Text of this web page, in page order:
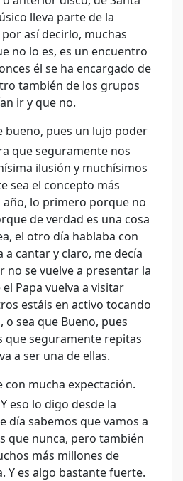
lleva parte de la
así decirlo, muchas
no lo es, es un encuentro
él se ha encargado de
también de los grupos
ir y que no.
bueno, pues un lujo poder
que seguramente nos
ilusión y muchísimos
sea el concepto más
año, lo primero porque no
de verdad es una cosa
el otro día hablaba con
a cantar y claro, me decía
no se vuelve a presentar la
Papa vuelva a visitar
estáis en activo tocando
o sea que Bueno, pues
que seguramente repitas
a ser una de ellas.
con mucha expectación.
eso lo digo desde la
día sabemos que vamos a
que nunca, pero también
más millones de
Y es algo bastante fuerte.